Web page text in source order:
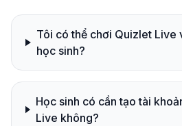
Tôi có thể chơi Quizlet Live
học sinh?
Học sinh có cần tạo tài
Live không?